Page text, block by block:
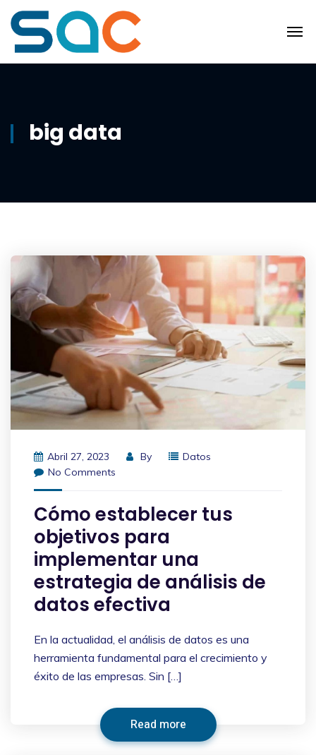
big data
Abril 27, 2023 By
Datos
No Comments
Cómo establecer tus
objetivos para
implementar una
estrategia de análisis de
datos efectiva
En la actualidad, el análisis de datos es una
herramienta fundamental para el crecimiento y
éxito de las empresas. Sin […]
Read more